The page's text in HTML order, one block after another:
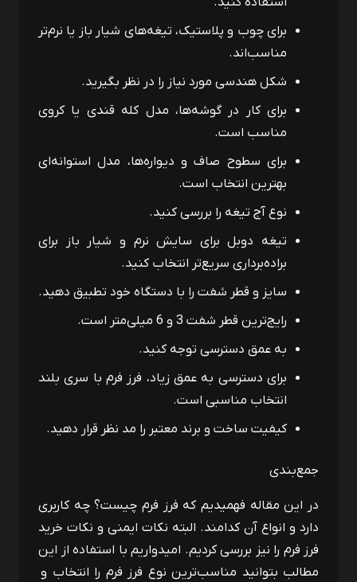
برای چوب و پلاستیک، تیغه‌های شیار باز یا نرم‌تر
مناسب‌اند.
شکل هندسی مورد نیاز را در نظر بگیرید.
برای کار در گوشه‌ها، مدل کله قندی یا کروی
مناسب است.
برای سطوح صاف و دیواره‌ها، مدل استوانه‌ای
بهترین انتخاب است.
نوع آج تیغه را بررسی کنید.
تیغه دوبل برای سایش نرم و شیار باز برای
براده‌برداری سریع‌تر انتخاب کنید.
سایز و قطر شفت را با دستگاه خود تطبیق دهید.
رایج‌ترین قطر شفت 3 و 6 میلی‌متر است.
به عمق دسترسی توجه کنید.
برای دسترسی به عمق زیاد، فرز فرم با سری بلند
انتخاب مناسبی است.
کیفیت ساخت و برند معتبر را مد نظر قرار دهید.
جمع‌بندی
در این مقاله فهمیدیم که فرز فرم چیست؟ چه کاربری
دارد و انواع آن کدامند‌. البته نکات ایمنی و نکات خرید
فرز فرم را نیز بررسی کردیم. امیدواریم با استفاده از این
مطالب بتوانید مناسب‌ترین نوع فرز فرم را انتخاب و